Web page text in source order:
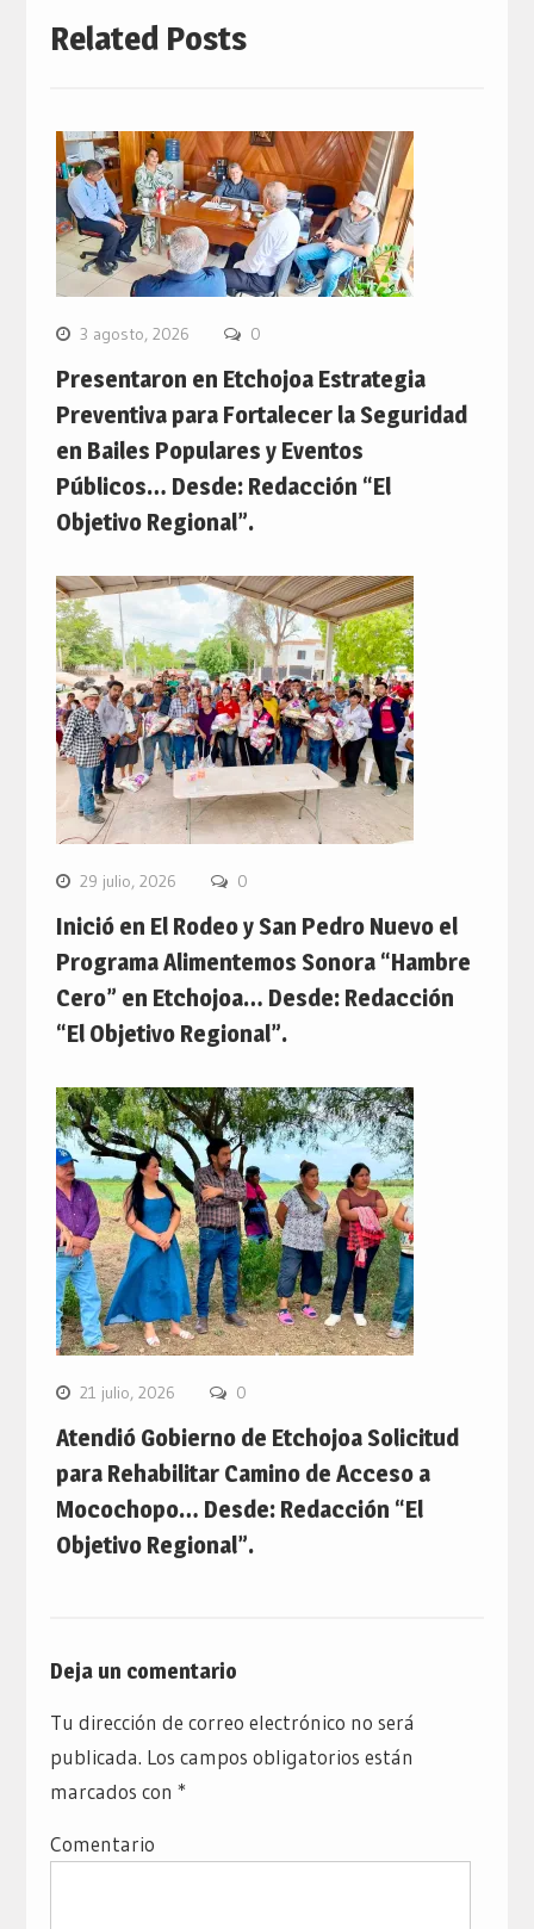
Related Posts
3 agosto, 2026 0
Presentaron en Etchojoa Estrategia
Preventiva para Fortalecer la Seguridad
en Bailes Populares y Eventos
Públicos… Desde: Redacción “El
Objetivo Regional”.
29 julio, 2026 0
Inició en El Rodeo y San Pedro Nuevo el
Programa Alimentemos Sonora “Hambre
Cero” en Etchojoa… Desde: Redacción
“El Objetivo Regional”.
21 julio, 2026 0
Atendió Gobierno de Etchojoa Solicitud
para Rehabilitar Camino de Acceso a
Mocochopo… Desde: Redacción “El
Objetivo Regional”.
Deja un comentario
Tu dirección de correo electrónico no será
publicada. Los campos obligatorios están
marcados con *
Comentario